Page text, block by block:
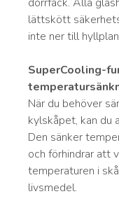
lättskött
inte ner till
SuperCooling-
När du behöver
kylskåpet, kan du
Den sänker
och förhindrar att
temperaturen i
livsmedel.